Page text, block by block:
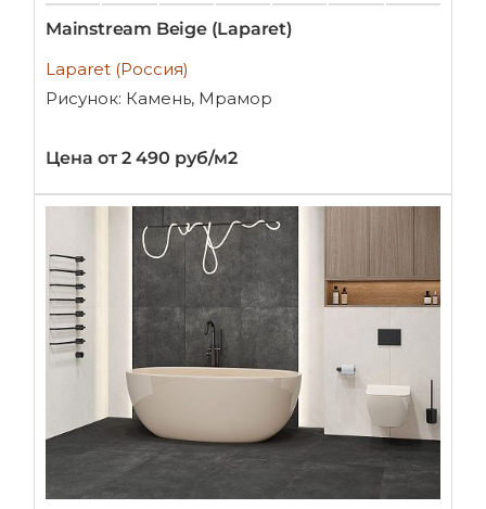
Mainstream Beige (Laparet)
Laparet (Россия)
Рисунок: Камень, Мрамор
Цена от 2 490 руб/м2